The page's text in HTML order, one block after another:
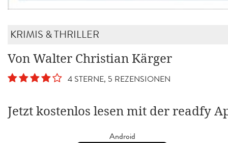
KRIMIS & THRILLER
Von Walter Christian Kärger
4 STERNE, 5 REZENSIONEN
Jetzt kostenlos lesen mit der readfy
Android